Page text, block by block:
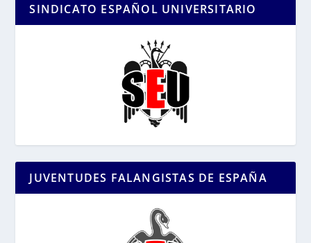
SINDICATO ESPAÑOL UNIVERSITARIO
JUVENTUDES FALANGISTAS DE ESPAÑA